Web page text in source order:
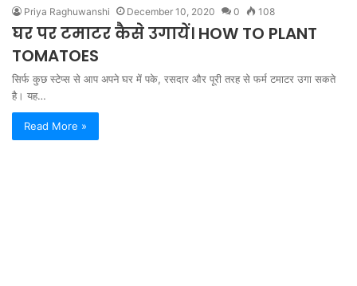
Priya Raghuwanshi December 10, 2020 0 108
घर पर टमाटर कैसे उगायें। HOW TO PLANT
TOMATOES
सिर्फ कुछ स्टेप्स से आप अपने घर में पके, रसदार और पूरी तरह से फर्म टमाटर उगा सकते
है। यह…
Read More »